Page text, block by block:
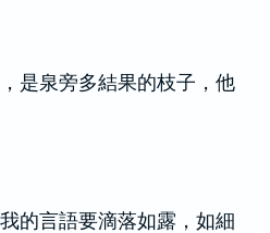
是泉旁多結果的枝子，他
的言語要滴落如露，如細